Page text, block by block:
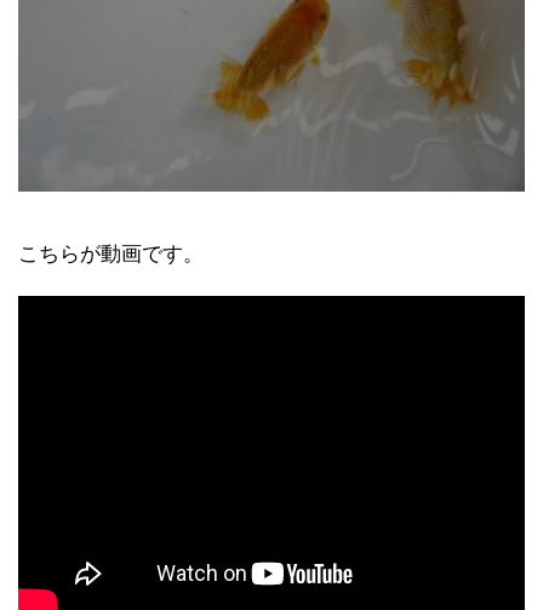
こちらが動画です。